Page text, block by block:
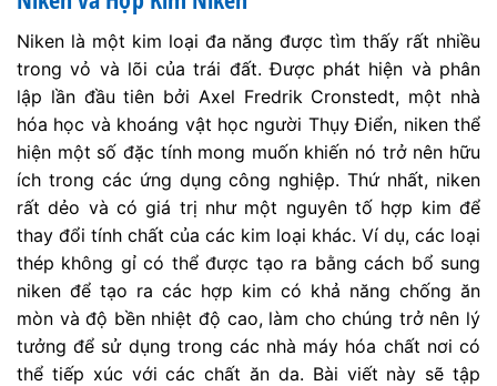
Niken là một kim loại đa năng được tìm thấy rất nhiều
trong vỏ và lõi của trái đất. Được phát hiện và phân
lập lần đầu tiên bởi Axel Fredrik Cronstedt, một nhà
hóa học và khoáng vật học người Thụy Điển, niken thể
hiện một số đặc tính mong muốn khiến nó trở nên hữu
ích trong các ứng dụng công nghiệp. Thứ nhất, niken
rất dẻo và có giá trị như một nguyên tố hợp kim để
thay đổi tính chất của các kim loại khác. Ví dụ, các loại
thép không gỉ có thể được tạo ra bằng cách bổ sung
niken để tạo ra các hợp kim có khả năng chống ăn
mòn và độ bền nhiệt độ cao, làm cho chúng trở nên lý
tưởng để sử dụng trong các nhà máy hóa chất nơi có
thể tiếp xúc với các chất ăn da. Bài viết này sẽ tập